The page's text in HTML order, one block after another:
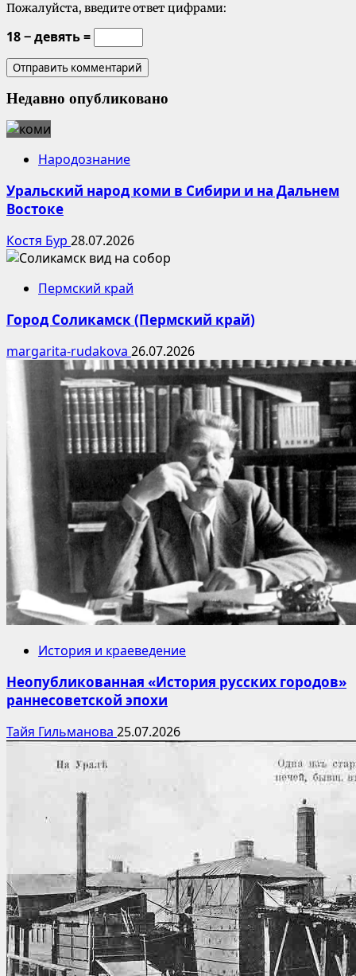
Пожалуйста, введите ответ цифрами:
18 − девять =
Недавно опубликовано
Народознание
Уральский народ коми в Сибири и на Дальнем
Востоке
Костя Бур 28.07.2026
Пермский край
Город Соликамск (Пермский край)
margarita-rudakova 26.07.2026
История и краеведение
Неопубликованная «История русских городов»
раннесоветской эпохи
Тайя Гильманова 25.07.2026